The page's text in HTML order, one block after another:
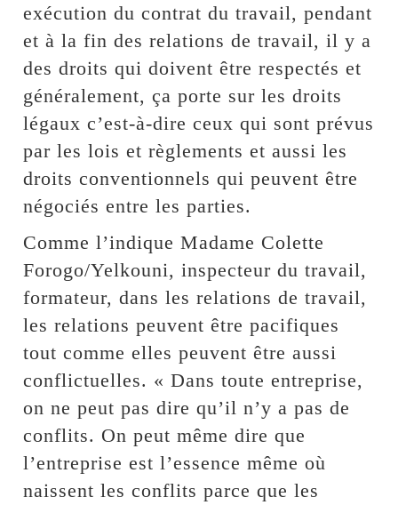
exécution du contrat du travail, pendant
et à la fin des relations de travail, il y a
des droits qui doivent être respectés et
généralement, ça porte sur les droits
légaux c’est-à-dire ceux qui sont prévus
par les lois et règlements et aussi les
droits conventionnels qui peuvent être
négociés entre les parties.
Comme l’indique Madame Colette
Forogo/Yelkouni, inspecteur du travail,
formateur, dans les relations de travail,
les relations peuvent être pacifiques
tout comme elles peuvent être aussi
conflictuelles. « Dans toute entreprise,
on ne peut pas dire qu’il n’y a pas de
conflits. On peut même dire que
l’entreprise est l’essence même où
naissent les conflits parce que les